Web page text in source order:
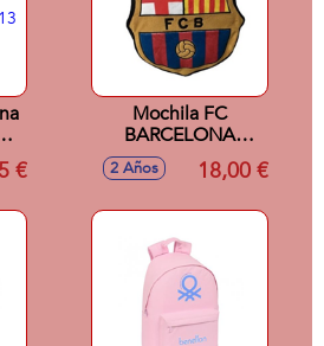
€
Mochila FC
BARCELONA
(Negro - Poliéster -
32x30x9 cm
2 Años 18,00 €